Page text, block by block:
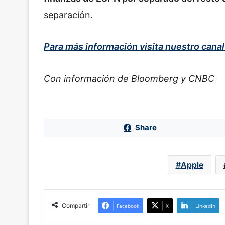
separación.
Para más información visita nuestro
Con información de Bloomberg y CNBC
Share
Apple
Compartir Facebook X LinkedIn